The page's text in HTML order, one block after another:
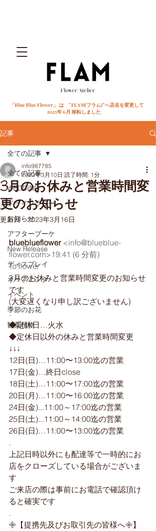
「Blue Blue Flower」 は ”FLAM(フラム)”へ店名を変更して
2025年 6月 移転しました
記事
全ての記事
WEDDING
ドライフラワー
お知らせ
アフターブーケ
New Release
ディスプレイ
オープニング
イベント
季節のお花
観葉植物
全ての記事
3月のお休みと営業時間変
更のお知らせ
info987785
2023年3月10日 読了時間: 1分
更新日：2023年3月16日
blueblueflower <info@blueblue-
flower.com>19:41 (6 分前)
To flower
3月のお休みと営業時間変更のお知らせ
です
(大変遅くなり申し訳ございません)
.
◆定休日…火水
︎◆定休日以外の休みと営業時間変更
↓↓↓
12日(日)…11:00〜13:00迄の営業
17日(金)…終日close
18日(土)…11:00〜17:00迄の営業
20日(月)…11:00〜16:00迄の営業
24日(金)...11:00～17:00迄の営業
25日(土)...11:00～14:00迄の営業
26日(日)…11:00〜13:00迄の営業
.
上記日時以外にも配達等で一時的にお
店をクローズしている場合がございま
す
ご来店の際は事前にお電話で確認頂け
ると確実です
.
𖧷【提携先及びお取引先の皆様へ𖧷】